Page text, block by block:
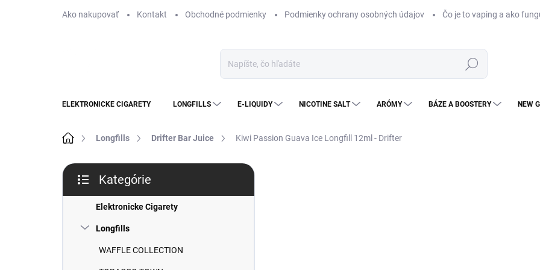
Ako nakupovať Kontakt Obchodné podmienky Podmienky ochrany osobných údajov Čo je to vaping a ako
Hľadať
ELEKTRONICKE CIGARETY LONGFILLS E-LIQUIDY NICOTINE SALT ARÓMY BÁZE A BOOSTERY NEW
DomovLongfills Drifter Bar Juice Kiwi Passion Guava Ice Longfill 12ml - Drifter
B
č
kategórie
Kategórie
Elektronicke Cigarety
Longfills
WAFFLE COLLECTION